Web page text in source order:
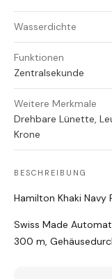
Wasserdichte
Funktionen
Zentralsekunde
Weitere Merkmale
Drehbare Lünette,
Krone
BESCHREIBUNG
Hamilton Khaki Navy
Swiss Made
300 m,